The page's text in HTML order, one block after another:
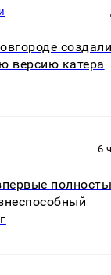
создали
версию катера
6